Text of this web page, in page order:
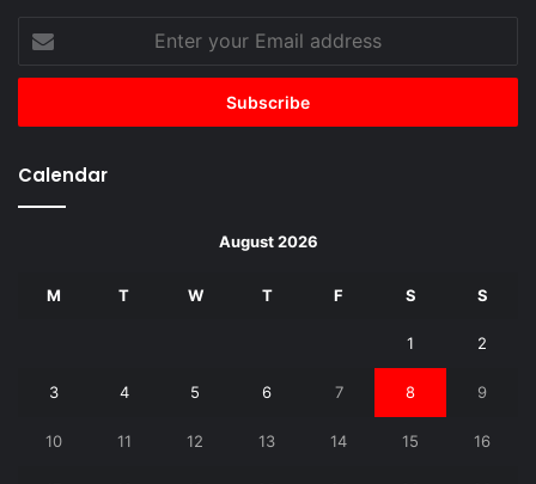
your
Email
Calendar
August 2026
M T W T F S S
1 2
3 4 5 6 7 8 9
10 11 12 13 14 15 16